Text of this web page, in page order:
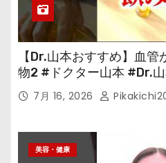
【Dr.山本おすすめ】血
物2 #ドクター山本 #Dr.
7月 16, 2026
美容・健康